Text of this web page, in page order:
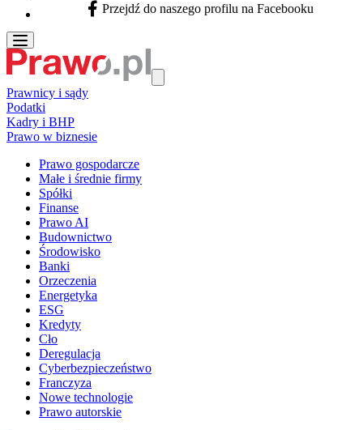
Facebook - otwiera się w nowej karcie
Przejdź do naszego profilu na Facebooku
Prawnicy i sądy
Podatki
Kadry i BHP
Prawo w biznesie
Prawo gospodarcze
Małe i średnie firmy
Spółki
Finanse
Prawo AI
Budownictwo
Środowisko
Banki
Orzeczenia
Energetyka
ESG
Kredyty
Cło
Deregulacja
Cyberbezpieczeństwo
Franczyza
Nowe technologie
Prawo autorskie